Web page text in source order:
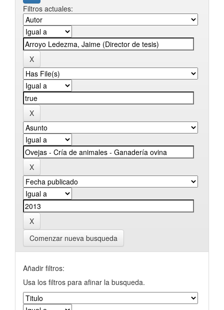
Filtros actuales:
Comenzar nueva busqueda
Añadir filtros:
Usa los filtros para afinar la busqueda.